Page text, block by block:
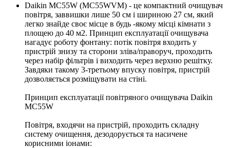
Daikin MC55W (MC55WVM) - це компактний очищувач
повітря, заввишки лише 50 см і шириною 27 см, який
легко знайде своє місце в будь -якому місці кімнати з
площею до 40 м2. Принцип експлуатації очищувача
нагадує роботу фонтану: потік повітря входить у
пристрій знизу та сторони зліва/праворуч, проходить
через набір фільтрів і виходить через верхню решітку.
Завдяки такому 3-третьому впуску повітря, пристрій
дозволяється розміщувати на стіні.
Принцип експлуатації повітряного очищувача Daikin
MC55W
Повітря, входячи на пристрій, проходить складну
систему очищення, дезодорується та насичене
корисними іонами: